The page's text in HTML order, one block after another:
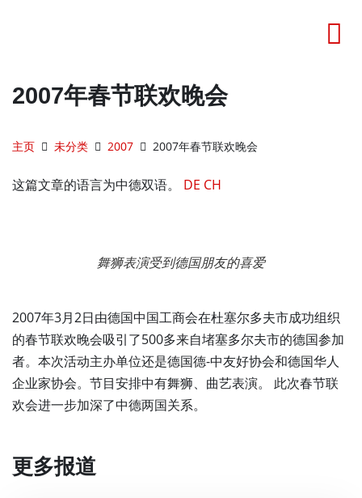
2007年春节联欢晚会
主页 未分类 2007 2007年春节联欢晚会
这篇文章的语言为中德双语。 DE CH
舞狮表演受到德国朋友的喜爱
2007年3月2日由德国中国工商会在杜塞尔多夫市成功组织
的春节联欢晚会吸引了500多来自堵塞多尔夫市的德国参加
者。本次活动主办单位还是德国德-中友好协会和德国华人
企业家协会。节目安排中有舞狮、曲艺表演。 此次春节联
欢会进一步加深了中德两国关系。
更多报道